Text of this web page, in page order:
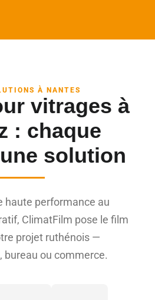
À NANTES
vitrages à
: chaque
solution
haute performance au
ClimatFilm pose le film
projet ruthénois —
bureau ou commerce.